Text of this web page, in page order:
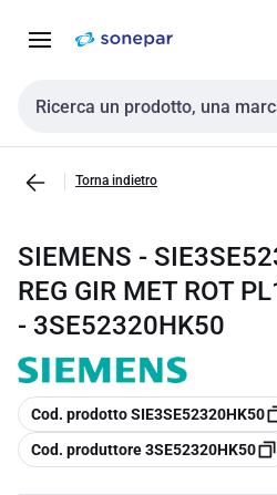
navigazione alla
Cerca input
Torna indietro
SIEMENS -
REG GIR MET ROT
- 3SE52320HK50
copia
Cod. prodotto SIE3SE52320HK50
copia
Cod. produttore 3SE52320HK50